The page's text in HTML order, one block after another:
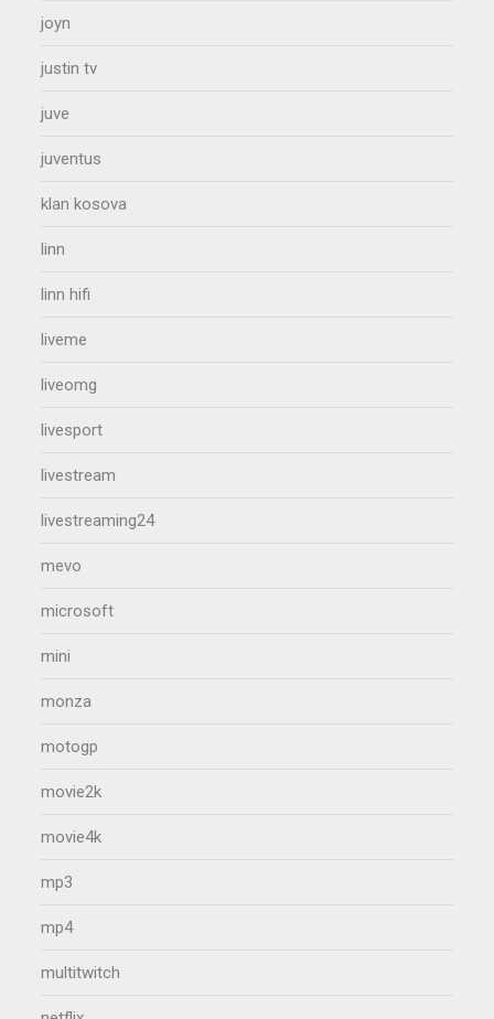
joyn
justin tv
juve
juventus
klan kosova
linn
linn hifi
liveme
liveomg
livesport
livestream
livestreaming24
mevo
microsoft
mini
monza
motogp
movie2k
movie4k
mp3
mp4
multitwitch